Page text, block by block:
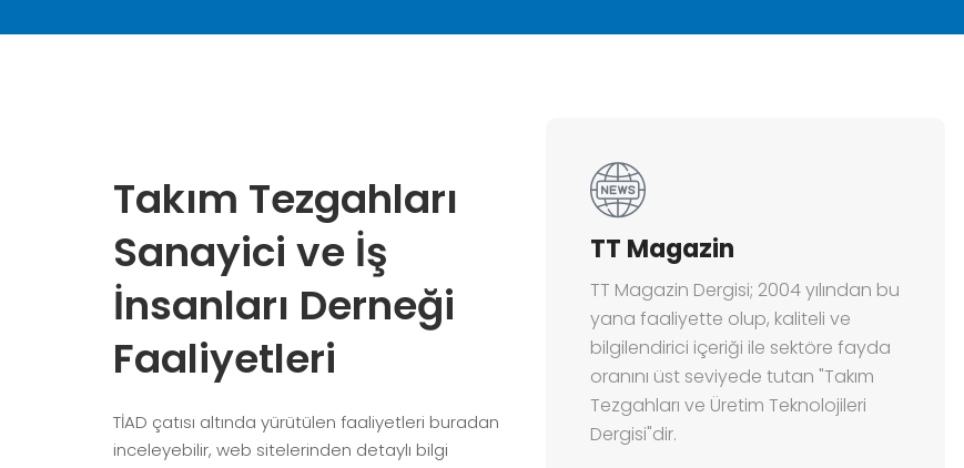
Takım Tezgahları
Sanayici ve İş
İnsanları Derneği
Faaliyetleri
TİAD çatısı altında yürütülen faaliyetleri buradan
inceleyebilir, web sitelerinden detaylı bilgi
TT Magazin
TT Magazin Dergisi; 2004 yılından bu
yana faaliyette olup, kaliteli ve
bilgilendirici içeriği ile sektöre fayda
oranını üst seviyede tutan "Takım
Tezgahları ve Üretim Teknolojileri
Dergisi"dir.